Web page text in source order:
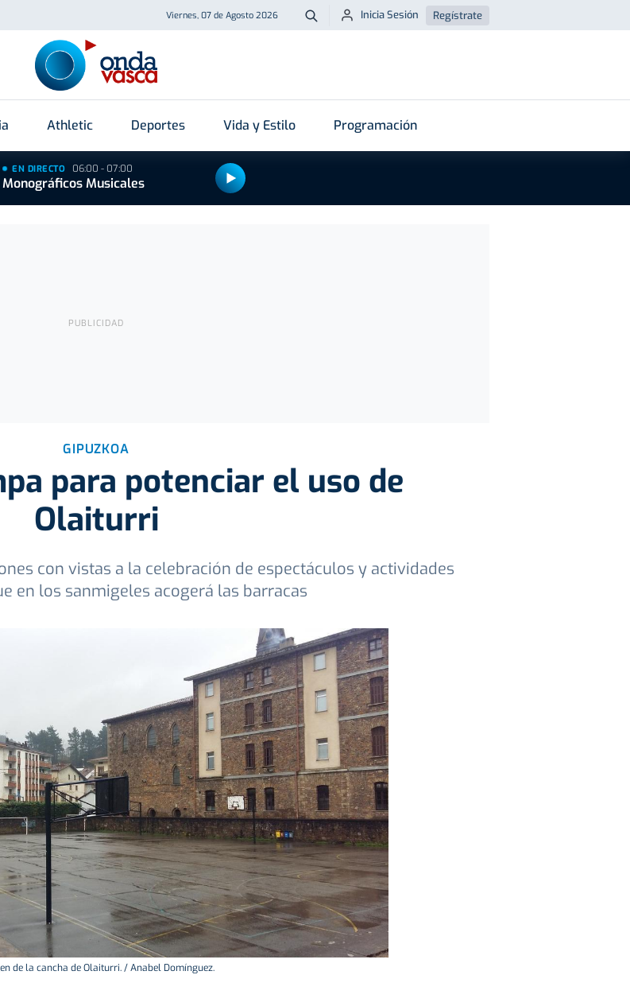
Viernes, 07 de Agosto 2026 Buscar
Inicia Sesión Regístrate
Athletic Deportes Vida y Estilo Programación
EN DIRECTO 06:00 - 07:00
Monográficos Musicales
GIPUZKOA
para potenciar el uso de
Olaiturri
con vistas a la celebración de espectáculos y actividades
en los sanmigeles acogerá las barracas
de la cancha de Olaiturri. / Anabel Domínguez.